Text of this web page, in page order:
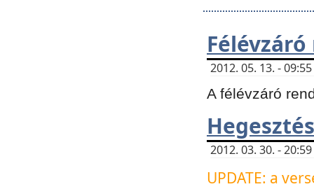
2012. 05. 13. -
A félévzáró
2012. 03. 30. -
UPDATE: a